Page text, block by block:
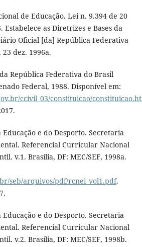
de Educação. Lei n. 9.394 de 20
Estabelece as Diretrizes e Bases da
Oficial [da] República Federativa
dez. 1996a.
República Federativa do Brasil
Federal, 1988. Disponível em:
ccivil_03/constituicao/
e do Desporto. Secretaria
Referencial Curricular Nacional
v.1. Brasília, DF: MEC/SEF, 1998a.
seb/arquivos/pdf/rcnei_vol1.pdf.
e do Desporto. Secretaria
Referencial Curricular Nacional
v.2. Brasília, DF: MEC/SEF, 1998b.